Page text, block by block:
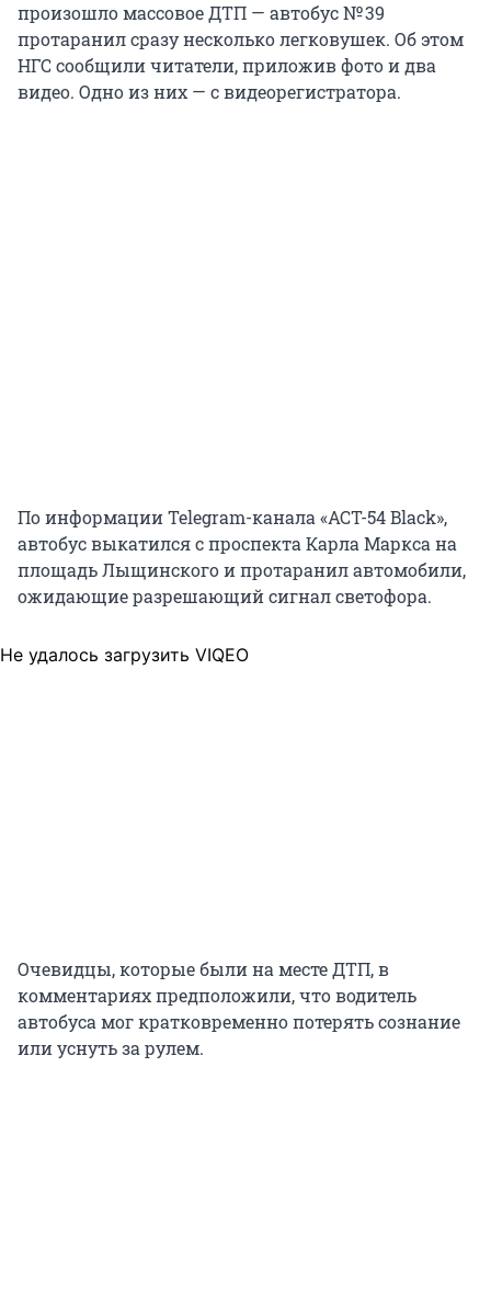
произошло массовое ДТП — автобус № 39
протаранил сразу несколько легковушек. Об этом
НГС сообщили читатели, приложив фото и два
видео. Одно из них — с видеорегистратора.
По информации Telegram-канала «АСТ-54 Black»,
автобус выкатился с проспекта Карла Маркса на
площадь Лыщинского и протаранил автомобили,
ожидающие разрешающий сигнал светофора.
Не удалось загрузить VIQEO
Очевидцы, которые были на месте ДТП, в
комментариях предположили, что водитель
автобуса мог кратковременно потерять сознание
или уснуть за рулем.